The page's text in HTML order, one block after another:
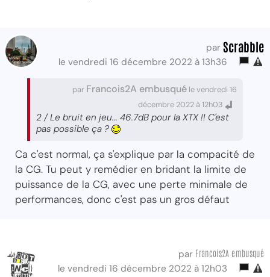
par Scrabble
le vendredi 16 décembre 2022 à 13h36
par Francois2A embusqué le vendredi 16
décembre 2022 à 12h03
2 / Le bruit en jeu... 46.7dB pour la XTX !! C'est
pas possible ça ?
Ca c'est normal, ça s'explique par la compacité de
la CG. Tu peut y remédier en bridant la limite de
puissance de la CG, avec une perte minimale de
performances, donc c'est pas un gros défaut
par Francois2A embusqué
le vendredi 16 décembre 2022 à 12h03